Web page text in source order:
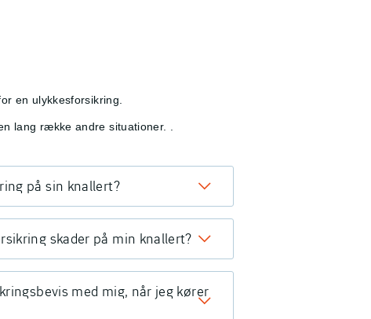
en ulykkesforsikring.
lang række andre situationer. .
på sin knallert?
skader på min knallert?
med mig, når jeg kører